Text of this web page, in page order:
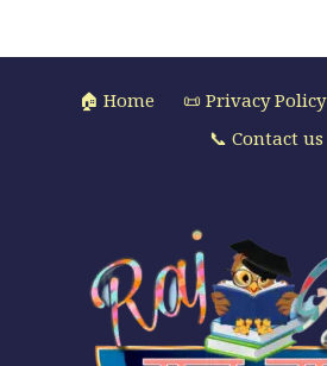
🏠 Home 📜 Privacy Policy
📞 Contact us